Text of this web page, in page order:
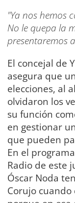
"Ya nos hemos
No le quepa la
presentaremos
El concejal de
asegura que
elecciones, al
olvidaron los
su función
en gestionar
que pueden
En el
Radio de este
Óscar Noda
Corujo